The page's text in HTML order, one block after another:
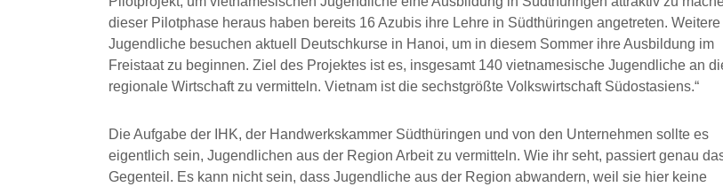
dieser Pilotphase heraus haben bereits 16 Azubis ihre Lehre in Südthüringen angetreten. Weitere
Jugendliche besuchen aktuell Deutschkurse in Hanoi, um in diesem Sommer ihre Ausbildung im
Freistaat zu beginnen. Ziel des Projektes ist es, insgesamt 140 vietnamesische Jugendliche an
regionale Wirtschaft zu vermitteln. Vietnam ist die sechstgrößte Volkswirtschaft Südostasiens.“
Die Aufgabe der IHK, der Handwerkskammer Südthüringen und von den Unternehmen sollte es
eigentlich sein, Jugendlichen aus der Region Arbeit zu vermitteln. Wie ihr seht, passiert genau
Gegenteil. Es kann nicht sein, dass Jugendliche aus der Region abwandern, weil sie hier keine